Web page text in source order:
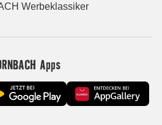
Werbeklassiker
Apps